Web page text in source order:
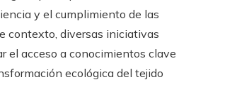
y el cumplimiento de las
contexto, diversas iniciativas
el acceso a conocimientos clave
ecológica del tejido